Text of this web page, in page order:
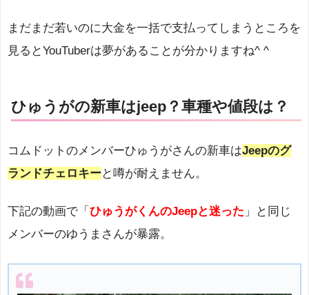
まだまだ若いのに大金を一括で支払ってしまうところを
見るとYouTuberは夢があることが分かりますね^ ^
ひゅうがの新車はjeep？車種や値段は？
コムドットのメンバーひゅうがさんの新車はJeepのグ
ランドチェロキーと噂が耐えません。
下記の動画で「 ひゅうがくんのJeepと迷った 」と同じ
メンバーのゆうまさんが暴露。